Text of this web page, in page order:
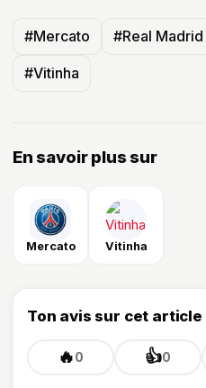
#Mercato #Real Madrid
#Vitinha
En savoir plus sur
Mercato Vitinha
Ton avis sur cet article
🔥0 👍0